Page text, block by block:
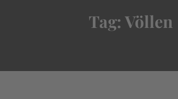
Tag: Völlen
VERÖFFENTLICHUNGEN
MITGLIEDERBEREICH